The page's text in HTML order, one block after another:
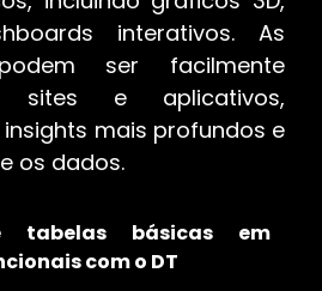
interativos. As
ser facilmente
sites e aplicativos,
mais profundos e
os dados.
tabelas básicas em
com o DT